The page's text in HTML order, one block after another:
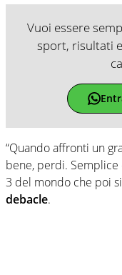
Vuoi essere
sport, risultati
“Quando affronti un
bene, perdi. Semplice
3 del mondo che poi
debacle.